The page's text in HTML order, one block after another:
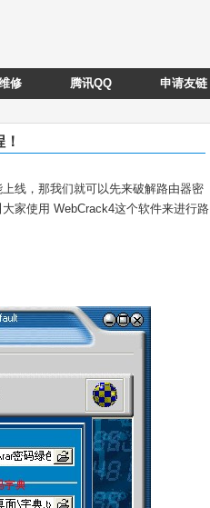
修 腾讯QQ 申请友链
线，那我们就可以先来破解路由器密
家使用 WebCrack4这个软件来进行路